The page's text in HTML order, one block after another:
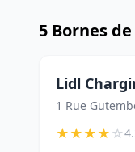
5 Bornes
Lidl
1 Rue
★★★★☆